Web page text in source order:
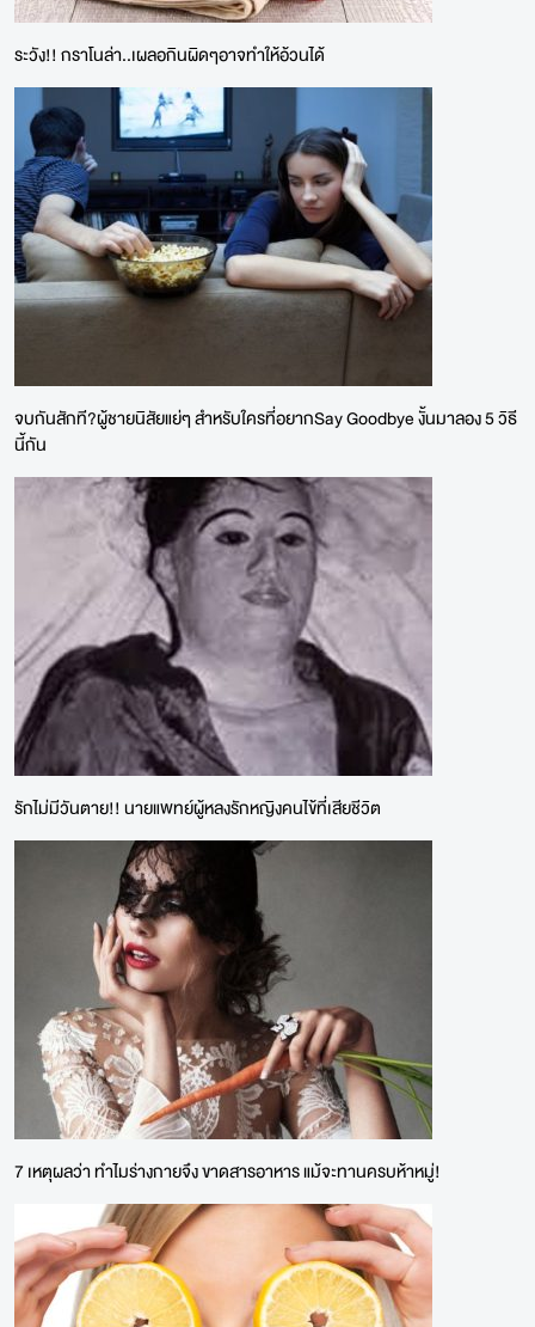
ระวัง!! กราโนล่า..เผลอกินผิดๆอาจทำให้อ้วนได้
จบกันสักที?ผู้ชายนิสัยแย่ๆ สำหรับใครที่อยากSay Goodbye งั้นมาลอง 5 วิธี
นี้กัน
รักไม่มีวันตาย!! นายแพทย์ผู้หลงรักหญิงคนไข้ที่เสียชีวิต
7 เหตุผลว่า ทำไมร่างกายจึง ขาดสารอาหาร แม้จะทานครบห้าหมู่!